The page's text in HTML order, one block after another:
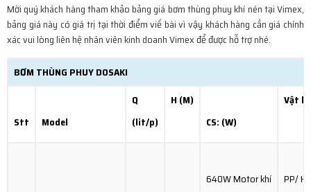
Mời quý khách hàng tham khảo bảng giá bơm thùng phuy khí nén tại Vimex,
bảng giá này có giá trị tại thời điểm viế bài vì vậy khách hàng cần giá chính
xác vui lòng liên hệ nhân viên kinh doanh Vimex để được hỗ trợ nhé.
BƠM THÙNG PHUY DOSAKI
Stt Model
Q
(lit/p)
H (M)
CS: (W)
Vật
640W Motor khí PP/